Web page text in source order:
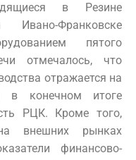
в Резине
Франковске
пятого
отмечалось, что
отражается на
в конечном итоге
РЦК. Кроме того,
внешних рынках
финансово-